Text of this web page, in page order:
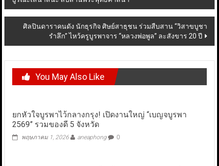
navigation
ศิลปินดาราคนดัง นักธุรกิจ ศิษย์สาธุชน ร่วมสืบสาน “วิสาขบูชา
รำลึก” ไหว้ครูบูรพาจาร “หลวงพ่อพูล” ละสังขาร 20 ปี
You May Also Like
ยกหัวใจบูรพาไว้กลางกรุง! เปิดงานใหญ่ “เบญจบูรพา
2569” รวมของดี 5 จังหวัด
พฤษภาคม 1, 2026 aneaphong 0